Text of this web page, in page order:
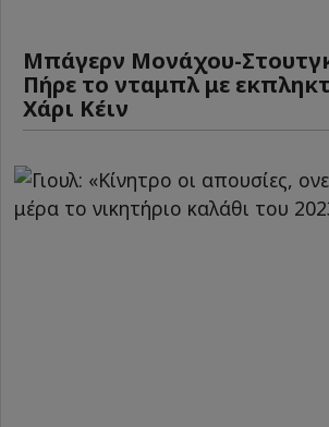
Μπάγερν Μονάχου-
Πήρε το νταμπλ με
Χάρι Κέιν